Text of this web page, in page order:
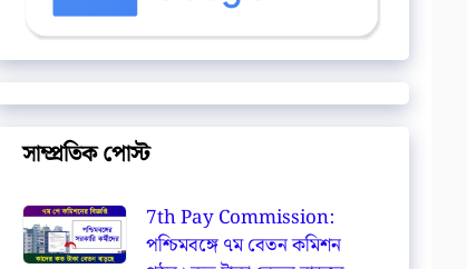
সাম্প্রতিক পোস্ট
7th Pay Commission:
পশ্চিমবঙ্গে ৭ম বেতন কমিশন